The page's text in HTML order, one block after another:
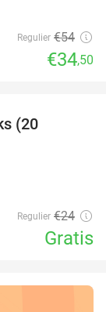
Regulier €54
€34,50
(20
Regulier €24
Gratis